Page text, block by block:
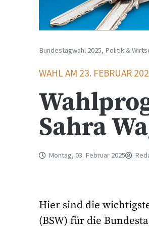
Bundestagwahl 2025, Politik &
WAHL AM 23. FEBRUAR
Sahra
Montag, 03. Februar 2025
Hier sind die
(BSW) für die